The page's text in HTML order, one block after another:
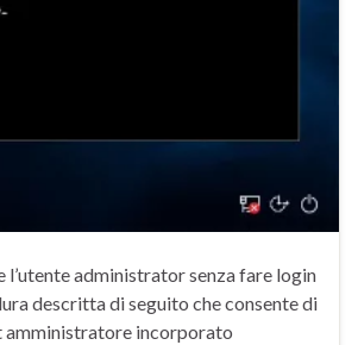
l’utente administrator senza fare login
descritta di seguito che consente di
amministratore incorporato